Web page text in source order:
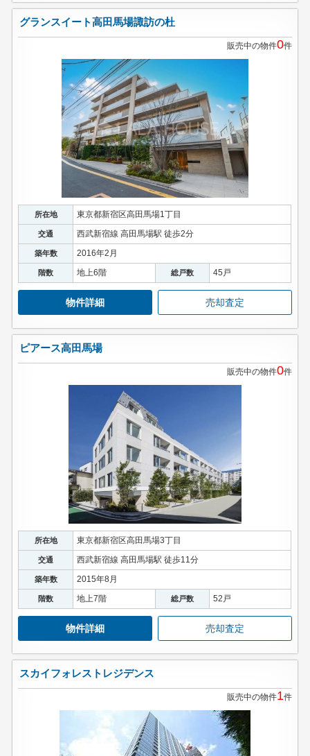
グランスイート高田馬場諏訪の杜
販売中の物件0件
所在地 東京都新宿区高田馬場1丁目
交通 西武新宿線 高田馬場駅 徒歩2分
築年数 2016年2月
階数 地上6階 総戸数 45戸
物件詳細 売却査定
ピアース高田馬場
販売中の物件0件
所在地 東京都新宿区高田馬場3丁目
交通 西武新宿線 高田馬場駅 徒歩11分
築年数 2015年8月
階数 地上7階 総戸数 52戸
物件詳細 売却査定
スカイフォレストレジデンス
販売中の物件1件